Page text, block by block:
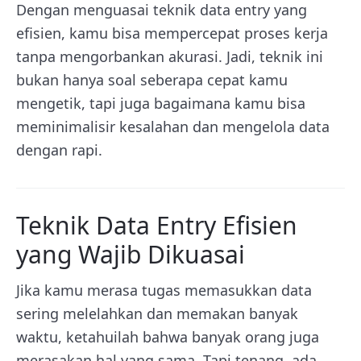
Dengan menguasai teknik data entry yang
efisien, kamu bisa mempercepat proses kerja
tanpa mengorbankan akurasi. Jadi, teknik ini
bukan hanya soal seberapa cepat kamu
mengetik, tapi juga bagaimana kamu bisa
meminimalisir kesalahan dan mengelola data
dengan rapi.
Teknik Data Entry Efisien
yang Wajib Dikuasai
Jika kamu merasa tugas memasukkan data
sering melelahkan dan memakan banyak
waktu, ketahuilah bahwa banyak orang juga